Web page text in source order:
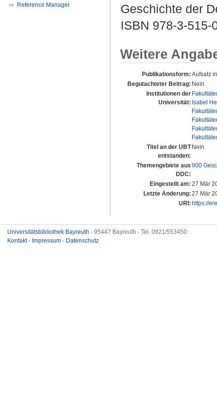
Reference Manager
Geschichte der
ISBN 978-3-515-
Weitere
Publikationsform: Aufsatz
Begutachteter Beitrag: Nein
Institutionen der
Universität: Isabel
Titel an der UBT
entstanden:
Nein
Themengebiete aus
DDC:
900
Eingestellt am: 27 Mär
Letzte Änderung: 27 Mär
URI: https://
Universitätsbibliothek Bayreuth - 95447 Bayreuth - Tel. 0921/553450
Kontakt- Impressum - Datenschutz